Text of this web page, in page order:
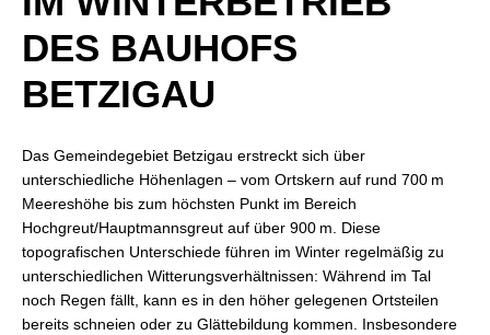
DES BAUHOFS
BETZIGAU
Das Gemeindegebiet Betzigau erstreckt sich über
unterschiedliche Höhenlagen – vom Ortskern auf rund 700 m
Meereshöhe bis zum höchsten Punkt im Bereich
Hochgreut/Hauptmannsgreut auf über 900 m. Diese
topografischen Unterschiede führen im Winter regelmäßig zu
unterschiedlichen Witterungsverhältnissen: Während im Tal
noch Regen fällt, kann es in den höher gelegenen Ortsteilen
bereits schneien oder zu Glättebildung kommen. Insbesondere